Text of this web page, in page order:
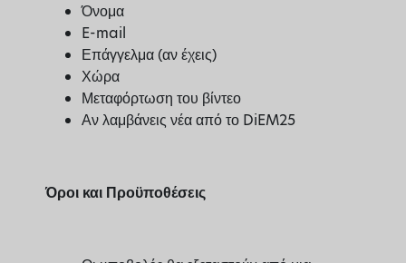
Όνομα
E-mail
Επάγγελμα (αν έχεις)
Χώρα
Μεταφόρτωση του βίντεο
Αν λαμβάνεις νέα από το DiEM25
Όροι και Προϋποθέσεις